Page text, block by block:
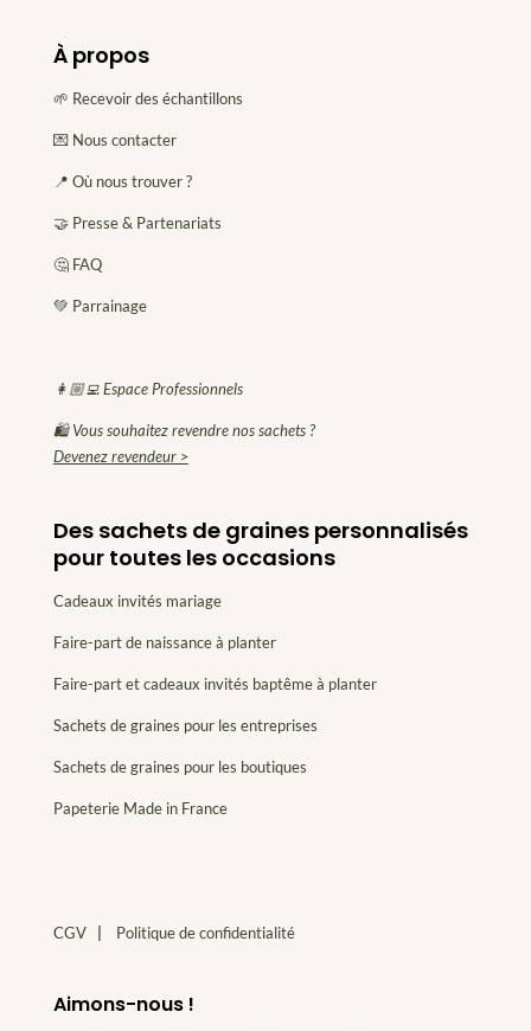
À propos
🌱 Recevoir des échantillons
💌 Nous contacter
📍 Où nous trouver ?
🤝 Presse & Partenariats
🤔 FAQ
💚 Parrainage
👩🏼‍💻 Espace Professionnels
🛍 Vous souhaitez revendre nos sachets ?
Devenez revendeur >
Des sachets de graines personnalisés
pour toutes les occasions
Cadeaux invités mariage
Faire-part de naissance à planter
Faire-part et cadeaux invités baptême à planter
Sachets de graines pour les entreprises
Sachets de graines pour les boutiques
Papeterie Made in France
CGV| Politique de confidentialité
Aimons-nous !